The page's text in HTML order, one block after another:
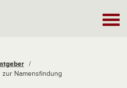
/
zur Namensfindung